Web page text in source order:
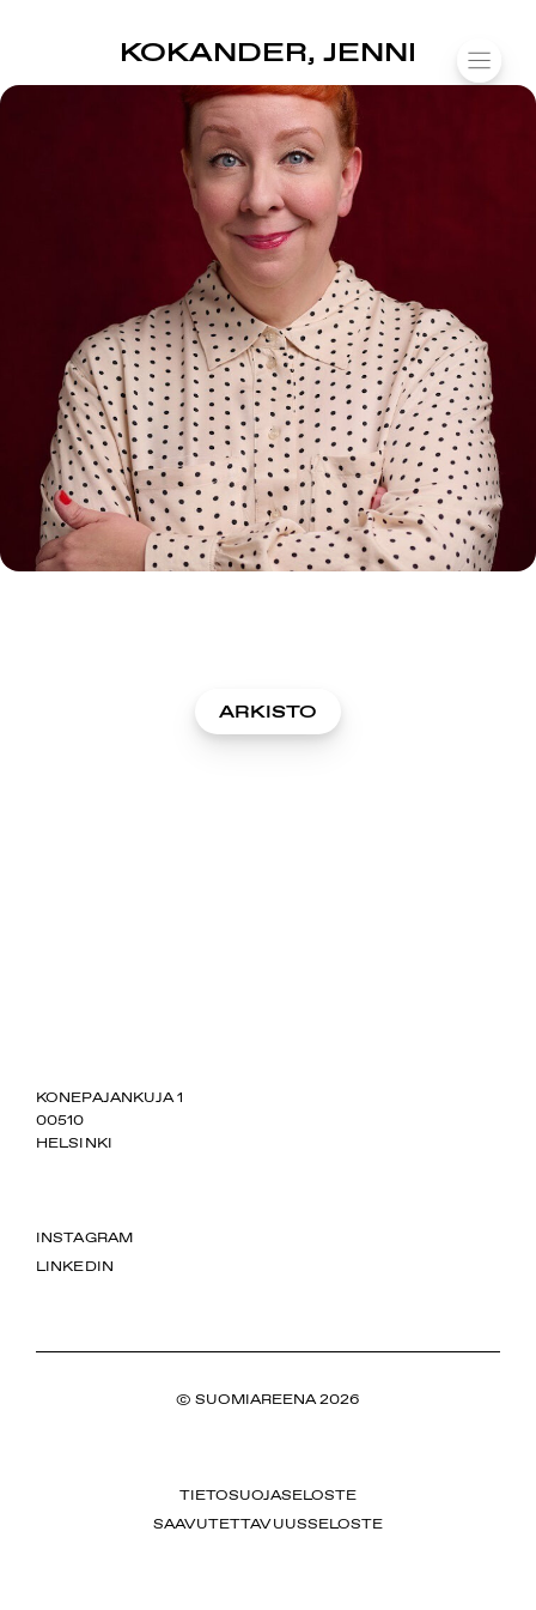
sisältöön
KOKANDER, JENNI
ARKISTO
SUOMIAREENA
KONEPAJANKUJA 1
00510
HELSINKI
INSTAGRAM
LINKEDIN
© SUOMIAREENA 2026
TIETOSUOJASELOSTE
SAAVUTETTAVUUSSELOSTE